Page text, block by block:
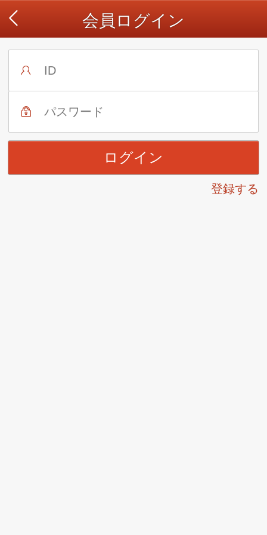
会員ログイン
登録する